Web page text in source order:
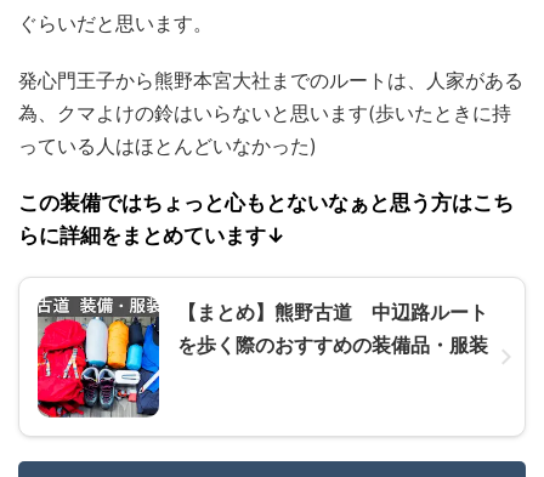
ぐらいだと思います。
発心門王子から熊野本宮大社までのルートは、人家がある
為、クマよけの鈴はいらないと思います(歩いたときに持
っている人はほとんどいなかった)
この装備ではちょっと心もとないなぁと思う方はこち
らに詳細をまとめています↓
【まとめ】熊野古道 中辺路ルート
を歩く際のおすすめの装備品・服装